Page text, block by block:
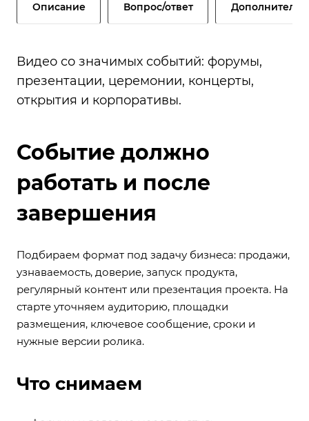
Описание Вопрос/ответ
Видео со значимых событий: форумы,
презентации, церемонии, концерты,
открытия и корпоративы.
Событие должно
работать и после
завершения
Подбираем формат под задачу бизнеса: продажи,
узнаваемость, доверие, запуск продукта,
регулярный контент или презентация проекта. На
старте уточняем аудиторию, площадки
размещения, ключевое сообщение, сроки и
нужные версии ролика.
Что снимаем